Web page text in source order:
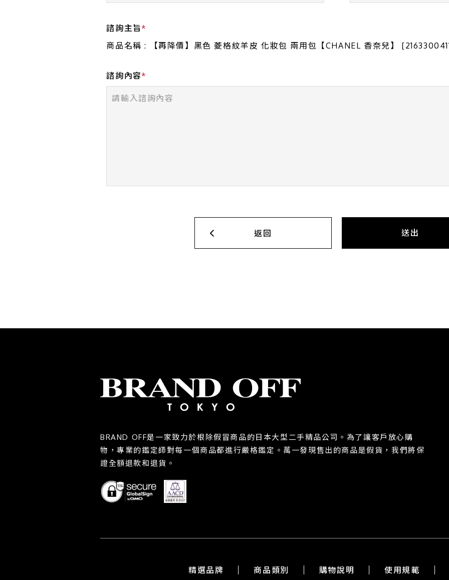
諮詢主旨
商品名稱 : 【再降價】黑色 菱格紋羊皮 化妝包 兩用包【CHANEL 香奈兒】
諮詢內容
返回 送出
BRAND OFF是一家致力於根除假冒商品的日本大型二手精品公司。為了讓客戶放心購
物，專業的鑑定師對每一個商品都進行嚴格鑑定。萬一發現售出的商品是假貨，我們將保
證全額退款和退貨。
精選品牌 商品類別 購物說明 使用規範